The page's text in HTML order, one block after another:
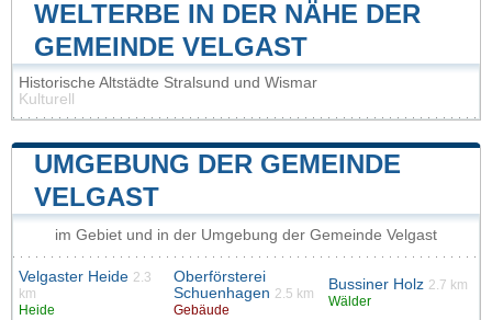
WELTERBE IN DER NÄHE DER
GEMEINDE VELGAST
Historische Altstädte Stralsund und Wismar
Kulturell
UMGEBUNG DER GEMEINDE
VELGAST
im Gebiet und in der Umgebung der Gemeinde Velgast
Velgaster Heide 2.3
km
Heide
Oberförsterei
Schuenhagen 2.5 km
Gebäude
Bussiner Holz 2.7 km
Wälder